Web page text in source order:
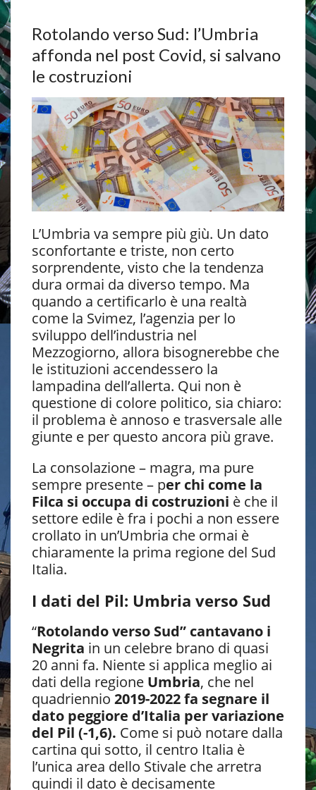
Rotolando verso Sud: l’Umbria
affonda nel post Covid, si salvano
le costruzioni
L’Umbria va sempre più giù. Un dato
sconfortante e triste, non certo
sorprendente, visto che la tendenza
dura ormai da diverso tempo. Ma
quando a certificarlo è una realtà
come la Svimez, l’agenzia per lo
sviluppo dell’industria nel
Mezzogiorno, allora bisognerebbe che
le istituzioni accendessero la
lampadina dell’allerta. Qui non è
questione di colore politico, sia chiaro:
il problema è annoso e trasversale alle
giunte e per questo ancora più grave.
La consolazione – magra, ma pure
sempre presente – per chi come la
Filca si occupa di costruzioni è che il
settore edile è fra i pochi a non essere
crollato in un’Umbria che ormai è
chiaramente la prima regione del Sud
Italia.
I dati del Pil: Umbria verso Sud
“Rotolando verso Sud” cantavano i
Negrita in un celebre brano di quasi
20 anni fa. Niente si applica meglio ai
dati della regione Umbria, che nel
quadriennio 2019-2022 fa segnare il
dato peggiore d’Italia per variazione
del Pil (-1,6). Come si può notare dalla
cartina qui sotto, il centro Italia è
l’unica area dello Stivale che arretra
quindi il dato è decisamente